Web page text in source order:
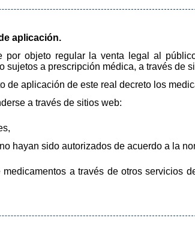
aplicación.
por objeto regular la venta legal al
sujetos a prescripción médica, a través de
de aplicación de este real decreto los
a través de sitios web:
hayan sido autorizados de acuerdo a la
a través de otros servicios